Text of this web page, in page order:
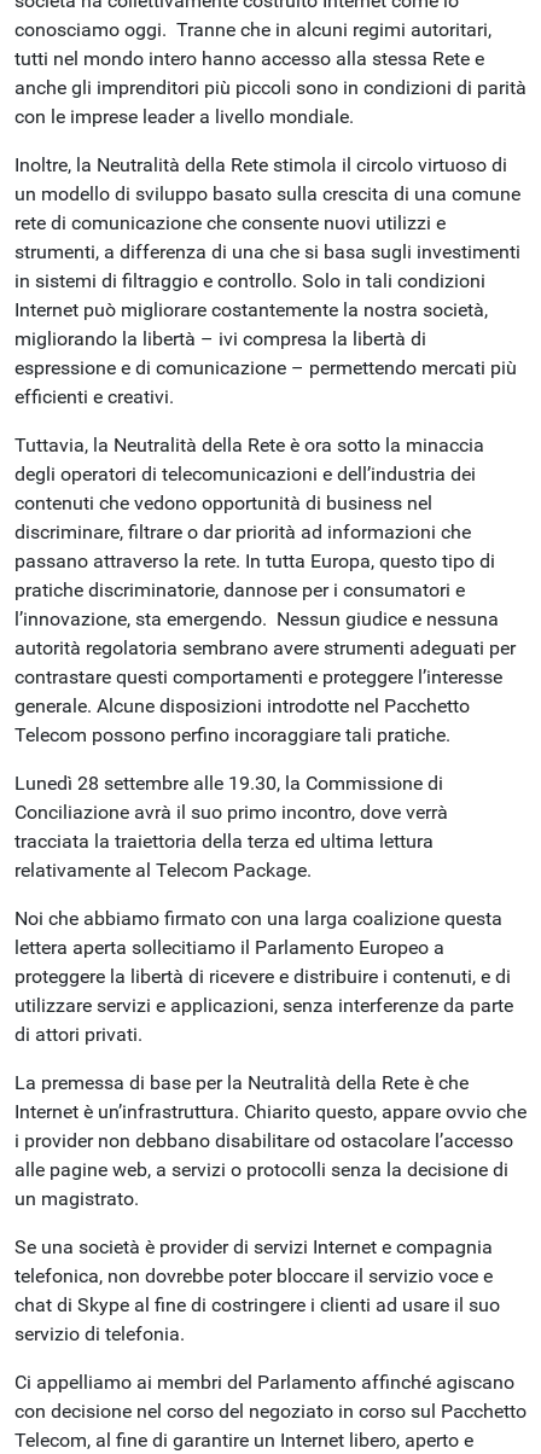
conosciamo oggi. Tranne che in alcuni regimi autoritari,
tutti nel mondo intero hanno accesso alla stessa Rete e
anche gli imprenditori più piccoli sono in condizioni di parità
con le imprese leader a livello mondiale.
Inoltre, la Neutralità della Rete stimola il circolo virtuoso di
un modello di sviluppo basato sulla crescita di una comune
rete di comunicazione che consente nuovi utilizzi e
strumenti, a differenza di una che si basa sugli investimenti
in sistemi di filtraggio e controllo. Solo in tali condizioni
Internet può migliorare costantemente la nostra società,
migliorando la libertà – ivi compresa la libertà di
espressione e di comunicazione – permettendo mercati più
efficienti e creativi.
Tuttavia, la Neutralità della Rete è ora sotto la minaccia
degli operatori di telecomunicazioni e dell’industria dei
contenuti che vedono opportunità di business nel
discriminare, filtrare o dar priorità ad informazioni che
passano attraverso la rete. In tutta Europa, questo tipo di
pratiche discriminatorie, dannose per i consumatori e
l’innovazione, sta emergendo. Nessun giudice e nessuna
autorità regolatoria sembrano avere strumenti adeguati per
contrastare questi comportamenti e proteggere l’interesse
generale. Alcune disposizioni introdotte nel Pacchetto
Telecom possono perfino incoraggiare tali pratiche.
Lunedì 28 settembre alle 19.30, la Commissione di
Conciliazione avrà il suo primo incontro, dove verrà
tracciata la traiettoria della terza ed ultima lettura
relativamente al Telecom Package.
Noi che abbiamo firmato con una larga coalizione questa
lettera aperta sollecitiamo il Parlamento Europeo a
proteggere la libertà di ricevere e distribuire i contenuti, e di
utilizzare servizi e applicazioni, senza interferenze da parte
di attori privati.
La premessa di base per la Neutralità della Rete è che
Internet è un’infrastruttura. Chiarito questo, appare ovvio che
i provider non debbano disabilitare od ostacolare l’accesso
alle pagine web, a servizi o protocolli senza la decisione di
un magistrato.
Se una società è provider di servizi Internet e compagnia
telefonica, non dovrebbe poter bloccare il servizio voce e
chat di Skype al fine di costringere i clienti ad usare il suo
servizio di telefonia.
Ci appelliamo ai membri del Parlamento affinché agiscano
con decisione nel corso del negoziato in corso sul Pacchetto
Telecom, al fine di garantire un Internet libero, aperto e